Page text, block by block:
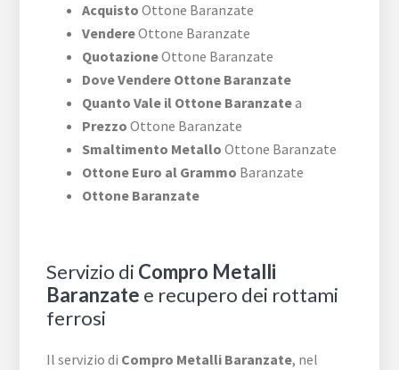
Acquisto Ottone Baranzate
VendereOttone Baranzate
QuotazioneOttone Baranzate
Dove Vendere Ottone Baranzate
Quanto Vale il Ottone Baranzatea
Prezzo Ottone Baranzate
Smaltimento Metallo Ottone Baranzate
Ottone Euro al Grammo Baranzate
Ottone Baranzate
Servizio di Compro Metalli
Baranzate e recupero dei rottami
ferrosi
Il servizio di Compro Metalli Baranzate, nel